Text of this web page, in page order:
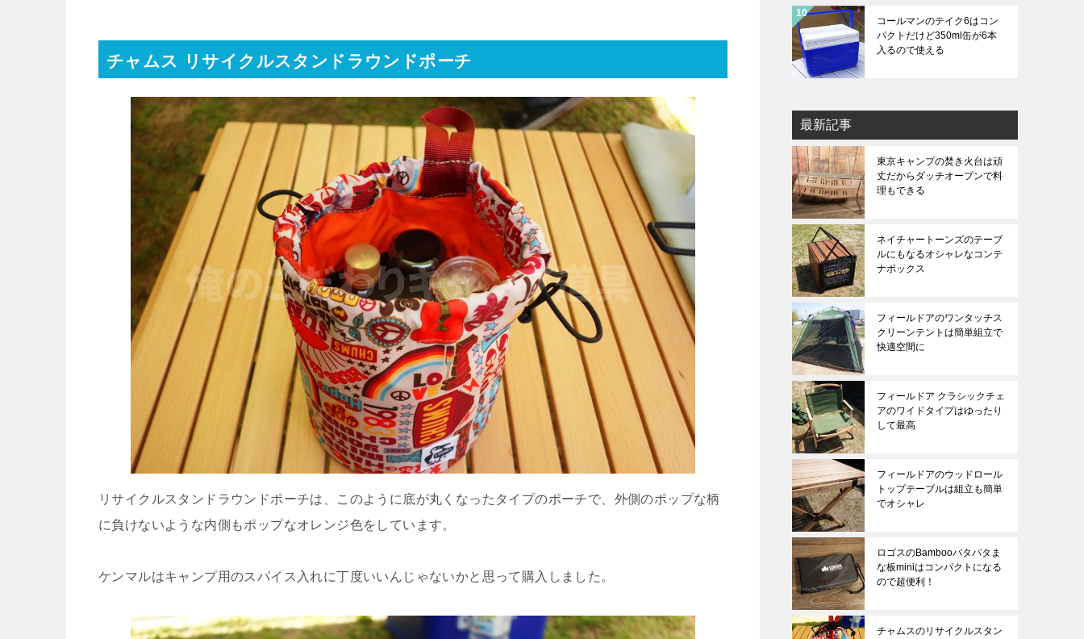
チャムス リサイクルスタンドラウンドポーチ
リサイクルスタンドラウンドポーチは、このように底が丸くなったタイプのポーチで、外側のポップな柄
に負けないような内側もポップなオレンジ色をしています。
ケンマルはキャンプ用のスパイス入れに丁度いいんじゃないかと思って購入しました。
コールマンのテイク6はコン
パクトだけど350ml缶が6本
入るので使える
最新記事
東京キャンプの焚き火台は頑
丈だからダッチオープンで料
理もできる
ネイチャートーンズのテーブ
ルにもなるオシャレなコンテ
ナボックス
フィールドアのワンタッチス
クリーンテントは簡単組立で
快適空間に
フィールドア クラシックチェ
アのワイドタイプはゆったり
して最高
フィールドアのウッドロール
トップテーブルは組立も簡単
でオシャレ
ロゴスのBambooパタパタま
な板miniはコンパクトになる
ので超便利！
チャムスのリサイクルスタン